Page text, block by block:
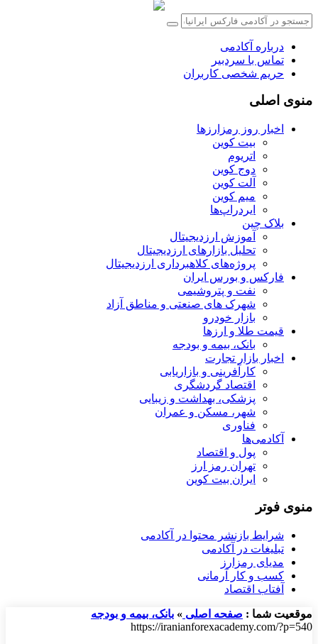
درباره آکادمی
تماس با سردبیر
حریم شخصی کاربران
منوی اصلی
اخبار روز رمزارزها
بیت کوین
اتریوم
دوج کوین
آلت کوین
میم کوین‌
ایردراپ‌ها
بلاک چین
آموزش ارزدیجیتال
تحلیل بازارهای ارزدیجیتال
پروژه‌های کلاهبرداری ارزدیجیتال
فارکس و بورس ایران
نفت و پتروشیمی
شهرک های صنعتی و مناطق آزاد
بازار خودرو
قیمت طلا و ارزها
بانک، بیمه و بودجه
اخبار بازار تجارت
کارآفرینی و بازاریابی
اقتصاد گردشگری
پزشکی، بهداشت و زیبایی
شهر، مسکن و عمران
فناوری
آکادمی‌ها
پول و اقتصاد
تهران رمز ارز
ایران بیت کوین
منوی فوتر
شرایط بازنشر محتوا در آکادمی
تبلیغات در آکادمی
مدیای رمزارز
کسب و کار آرمانی
آفتاب اقتصاد
موقعیت شما : صفحه اصلی » بانک، بیمه و بودجه
https://iranianforexacademy.com/?p=540